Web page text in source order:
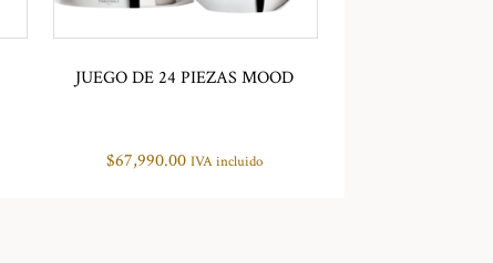
JUEGO DE 24 PIEZAS MOOD
$67,990.00 IVA incluido